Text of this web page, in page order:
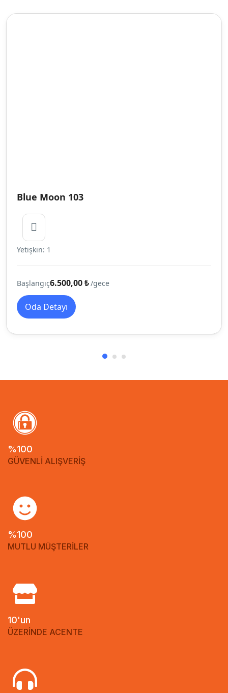
Blue Moon 103
Yetişkin: 1
Başlangıç6.500,00 ₺/gece
Oda Detayı
%100
GÜVENLİ ALIŞVERİŞ
%100
MUTLU MÜŞTERİLER
10'un
ÜZERİNDE ACENTE